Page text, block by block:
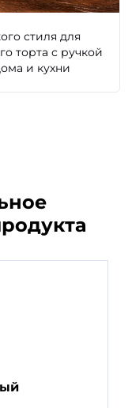
стиля для
торта с ручкой
и кухни